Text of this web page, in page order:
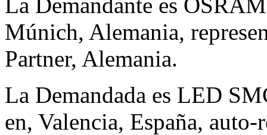
Múnich, Alemania,
Partner, Alemania.
La Demandada es LED
en, Valencia, España, auto-